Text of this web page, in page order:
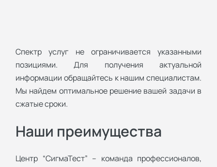
Спектр услуг не ограничивается указанными
позициями. Для получения актуальной
информации обращайтесь к нашим специалистам.
Мы найдем оптимальное решение вашей задачи в
сжатые сроки.
Наши преимущества
Центр “СигмаТест” – команда профессионалов,